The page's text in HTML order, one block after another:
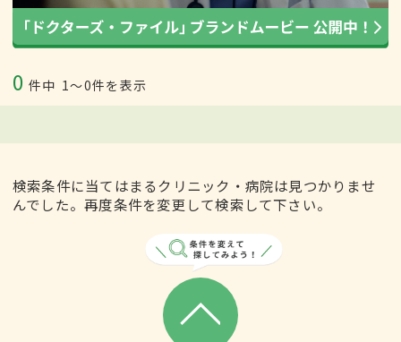
0 件中 1〜0件を表示
検索条件に当てはまるクリニック・病院は見つかりませ
んでした。再度条件を変更して検索して下さい。